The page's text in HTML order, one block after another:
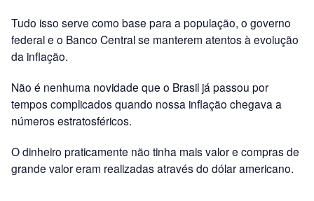
Tudo isso serve como base para a população, o governo
federal e o Banco Central se manterem atentos à evolução
da inflação.
Não é nenhuma novidade que o Brasil já passou por
tempos complicados quando nossa inflação chegava a
números estratosféricos.
O dinheiro praticamente não tinha mais valor e compras de
grande valor eram realizadas através do dólar americano.